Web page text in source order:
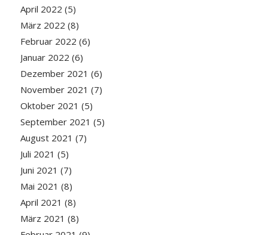
April 2022 (5)
März 2022 (8)
Februar 2022 (6)
Januar 2022 (6)
Dezember 2021 (6)
November 2021 (7)
Oktober 2021 (5)
September 2021 (5)
August 2021 (7)
Juli 2021 (5)
Juni 2021 (7)
Mai 2021 (8)
April 2021 (8)
März 2021 (8)